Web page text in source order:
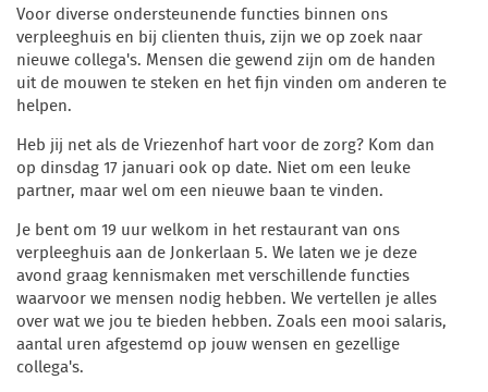
Voor diverse ondersteunende functies binnen ons
verpleeghuis en bij clienten thuis, zijn we op zoek naar
nieuwe collega's. Mensen die gewend zijn om de handen
uit de mouwen te steken en het fijn vinden om anderen te
helpen.
Heb jij net als de Vriezenhof hart voor de zorg? Kom dan
op dinsdag 17 januari ook op date. Niet om een leuke
partner, maar wel om een nieuwe baan te vinden.
Je bent om 19 uur welkom in het restaurant van ons
verpleeghuis aan de Jonkerlaan 5. We laten we je deze
avond graag kennismaken met verschillende functies
waarvoor we mensen nodig hebben. We vertellen je alles
over wat we jou te bieden hebben. Zoals een mooi salaris,
aantal uren afgestemd op jouw wensen en gezellige
collega's.